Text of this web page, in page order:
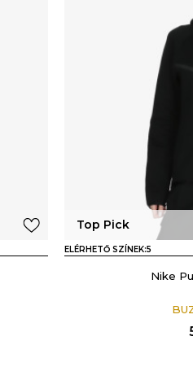
Top Pick
ELÉRHETŐ SZÍNEK:5
Nike